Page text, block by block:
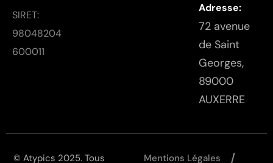
SIRET:
98048204
600011
Adresse:
72 avenue
de Saint
Georges,
89000
AUXERRE
© Atypics 2025. Tous Mentions Légales